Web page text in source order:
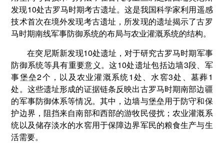
发现10处古罗马时期考古遗址。这是我国科学家利用遥感
技术首次在境外发现考古遗址，所发现的遗址揭示了古罗
马时期南线军事防御系统的布局与农业灌溉系统的结构。
在突尼斯新发现10处遗址，对于研究古罗马时期军事
防御系统等具有重要意义。这10处遗址包括边墙3段、军
事堡垒2个，以及农业灌溉系统1处、水窖3处、墓葬1
处。这些遗址形成的证据链条反映出古罗马时期南部边疆
的军事防御体系等情况。其中，边墙与堡垒用于防守和保
护边界，阻挡来自南部和西部的游牧民侵扰；农业灌溉系
统以及储存淡水的水窖用于保障边界军民的粮食生产与生
活需要。